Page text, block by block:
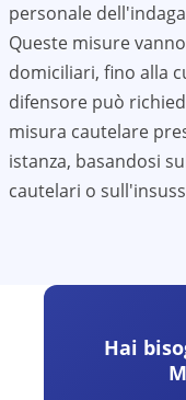
personale
Queste misure
domiciliari, fino alla
difensore può
misura cautelare
istanza, basandosi
cautelari o
Hai